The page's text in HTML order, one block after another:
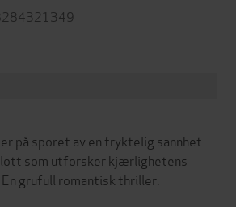
på sporet av en fryktelig sannhet.
som utforsker kjærlighetens
grufull romantisk thriller.